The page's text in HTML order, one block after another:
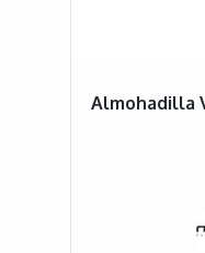
Almohadilla